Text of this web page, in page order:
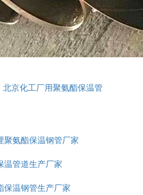
北京化工厂用聚氨酯保温管
聚氨酯保温钢管厂家
温管道生产厂家
保温钢管生产厂家